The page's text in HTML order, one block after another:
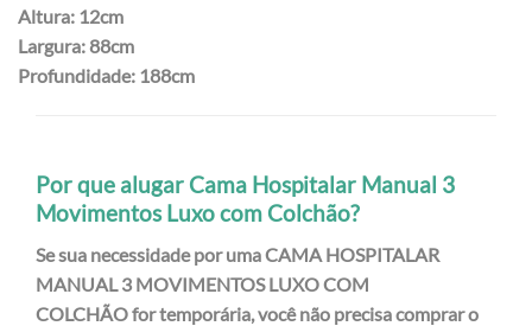
Altura: 12cm
Largura: 88cm
Profundidade: 188cm
Por que alugar Cama Hospitalar Manual 3
Movimentos Luxo com Colchão?
Se sua necessidade por uma CAMA HOSPITALAR
MANUAL 3 MOVIMENTOS LUXO COM
COLCHÃO fortemporária, você não precisa comprar o